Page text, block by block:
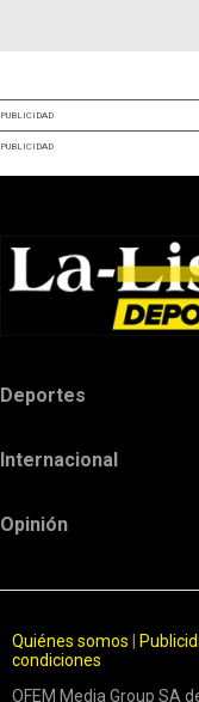
PUBLICIDAD
PUBLICIDAD
Deportes
Internacional
Opinión
Quiénes somos
condiciones
OFEM Media Group SA